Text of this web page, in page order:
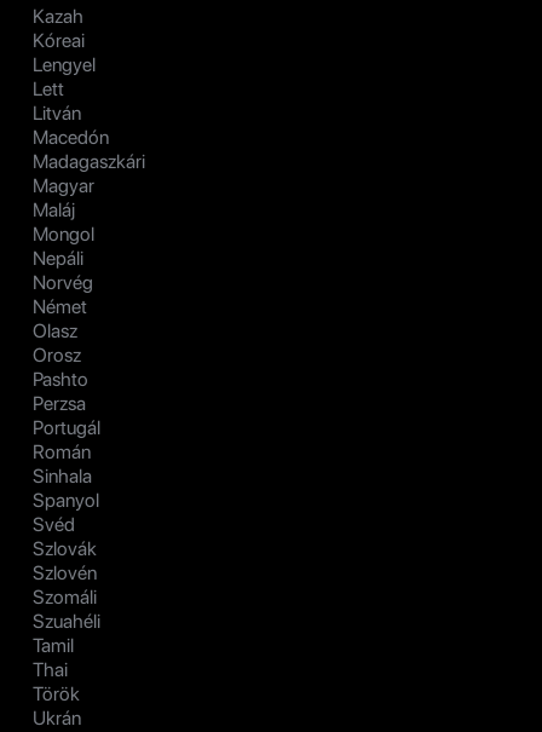
Kazah
Kóreai
Lengyel
Lett
Litván
Macedón
Madagaszkári
Magyar
Maláj
Mongol
Nepáli
Norvég
Német
Olasz
Orosz
Pashto
Perzsa
Portugál
Román
Sinhala
Spanyol
Svéd
Szlovák
Szlovén
Szomáli
Szuahéli
Tamil
Thai
Török
Ukrán